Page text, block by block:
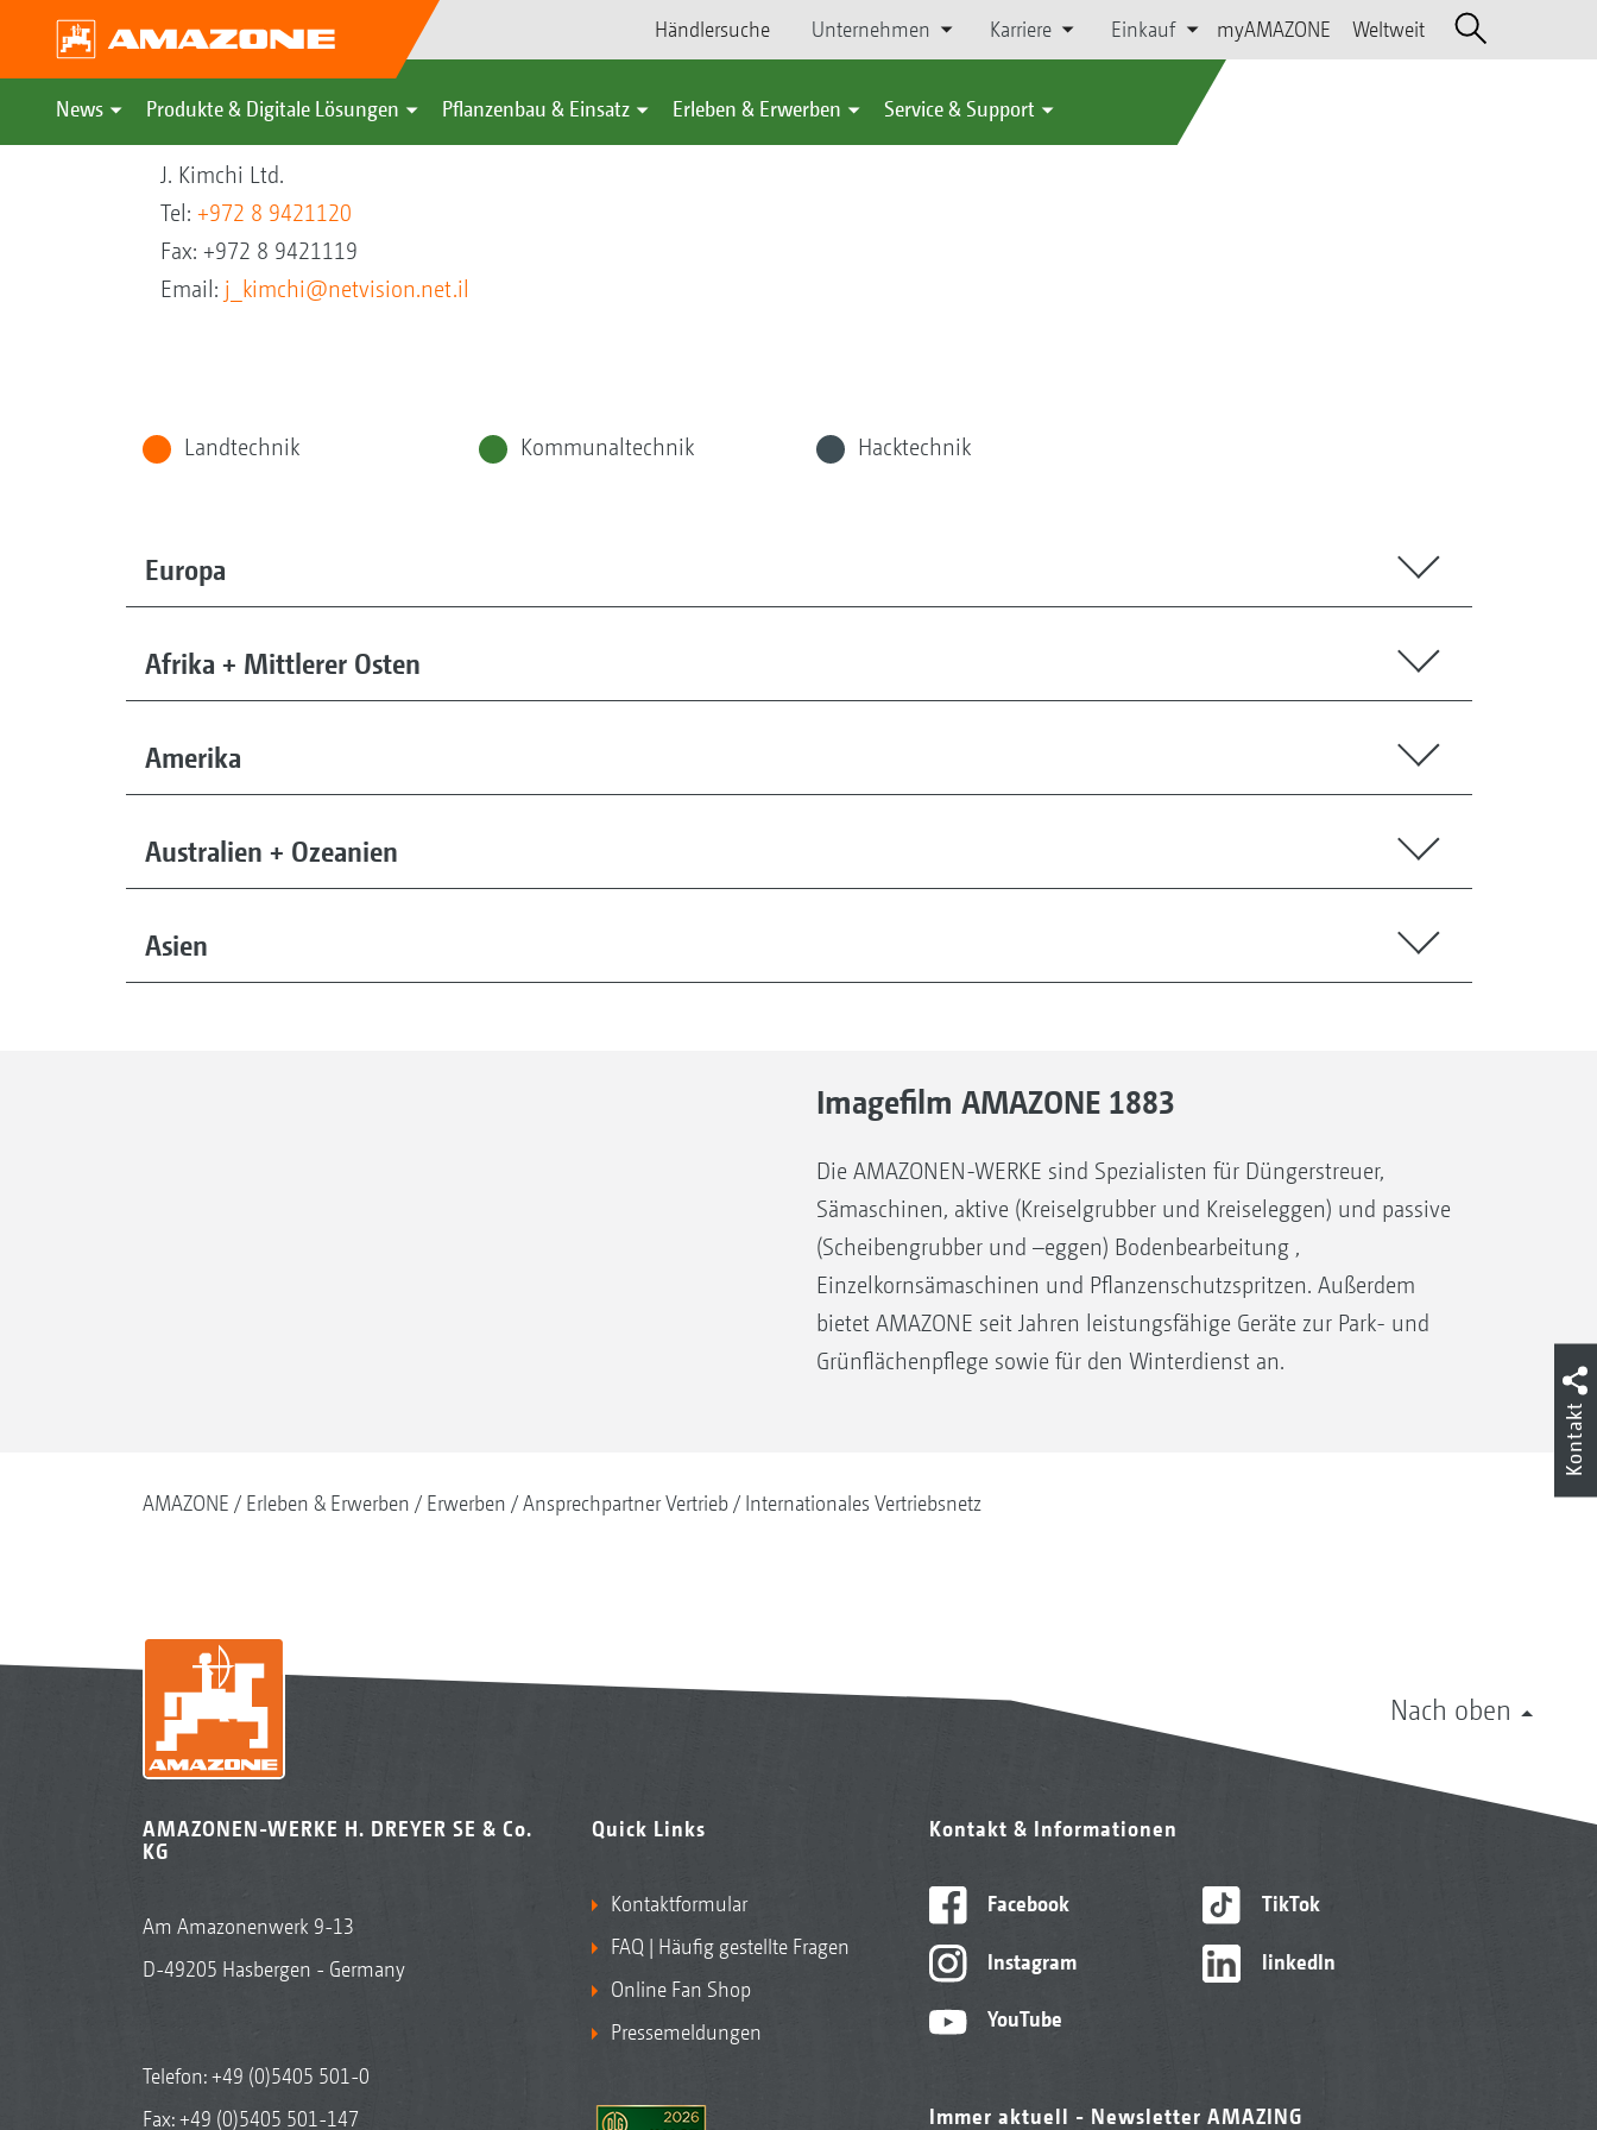
Händlersuche Unternehmen Karriere Einkauf myAMAZONE Weltweit
News Produkte & Digitale Lösungen Pflanzenbau & Einsatz Erleben & Erwerben Service & Support
J. Kimchi Ltd.
Tel: +972 8 9421120
Fax: +972 8 9421119
Email: j_kimchi@netvision.net.il
Landtechnik Kommunaltechnik Hacktechnik
Europa
Afrika + Mittlerer Osten
Amerika
Australien + Ozeanien
Asien
Imagefilm AMAZONE 1883
Die AMAZONEN-WERKE sind Spezialisten für Düngerstreuer,
Sämaschinen, aktive (Kreiselgrubber und Kreiseleggen) und passive
(Scheibengrubber und –eggen) Bodenbearbeitung ,
Einzelkornsämaschinen und Pflanzenschutzspritzen. Außerdem
bietet AMAZONE seit Jahren leistungsfähige Geräte zur Park- und
Grünflächenpflege sowie für den Winterdienst an.
AMAZONE Erleben & Erwerben Erwerben Ansprechpartner Vertrieb Internationales Vertriebsnetz
Nach oben
AMAZONEN-WERKE H. DREYER SE & Co.
KG
Am Amazonenwerk 9-13
D-49205 Hasbergen - Germany
Telefon:+49 (0)5405 501-0
Fax: +49 (0)5405 501-147
Quick Links
Kontaktformular
FAQ | Häufig gestellte Fragen
Online Fan Shop
Pressemeldungen
Kontakt & Informationen
Facebook
Instagram
YouTube
TikTok
linkedIn
Immer aktuell - Newsletter AMAZING
Kontakt